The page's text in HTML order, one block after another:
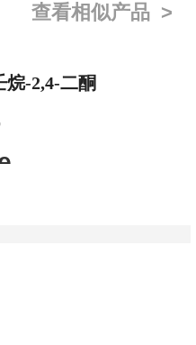
查看相似产品 >
-2,4-二酮